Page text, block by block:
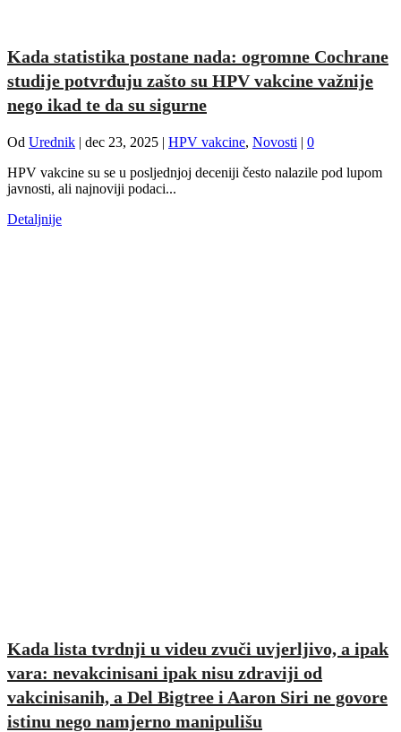
Kada statistika postane nada: ogromne Cochrane
studije potvrđuju zašto su HPV vakcine važnije
nego ikad te da su sigurne
Od Urednik | dec 23, 2025 | HPV vakcine, Novosti | 0
HPV vakcine su se u posljednjoj deceniji često nalazile pod lupom
javnosti, ali najnoviji podaci...
Detaljnije
Kada lista tvrdnji u videu zvuči uvjerljivo, a ipak
vara: nevakcinisani ipak nisu zdraviji od
vakcinisanih, a Del Bigtree i Aaron Siri ne govore
istinu nego namjerno manipulišu